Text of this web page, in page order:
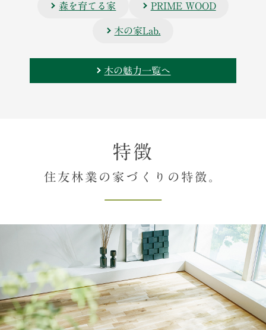
森を育てる家 PRIME WOOD
木の家Lab.
木の魅力一覧へ
特徴
住友林業の家づくりの特徴。